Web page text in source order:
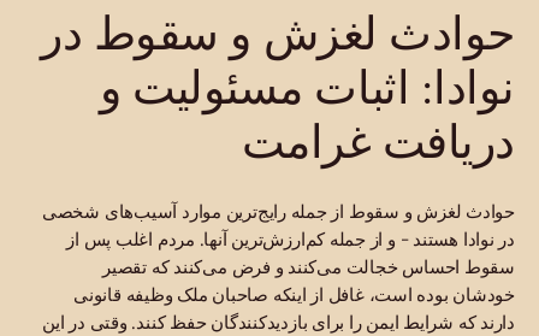
حوادث لغزش و سقوط در
نوادا: اثبات مسئولیت و
دریافت غرامت
حوادث لغزش و سقوط از جمله رایج‌ترین موارد آسیب‌های شخصی
در نوادا هستند - و از جمله کم‌ارزش‌ترین آنها. مردم اغلب پس از
سقوط احساس خجالت می‌کنند و فرض می‌کنند که تقصیر
خودشان بوده است، غافل از اینکه صاحبان ملک وظیفه قانونی
دارند که شرایط ایمن را برای بازدیدکنندگان حفظ کنند. وقتی در این